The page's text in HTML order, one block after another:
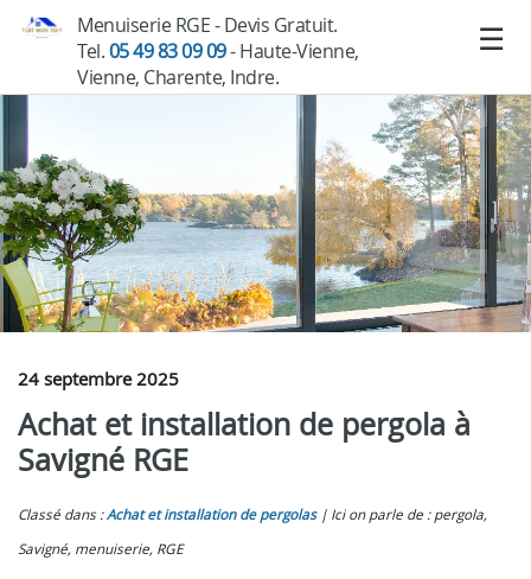
Menuiserie RGE - Devis Gratuit.
Tel.05 49 83 09 09- Haute-Vienne,
Vienne, Charente, Indre.
24 septembre 2025
Achat et installation de pergola à
Savigné RGE
Classé dans :Achat et installation de pergolas
Ici on parle de : pergola,
Savigné, menuiserie, RGE